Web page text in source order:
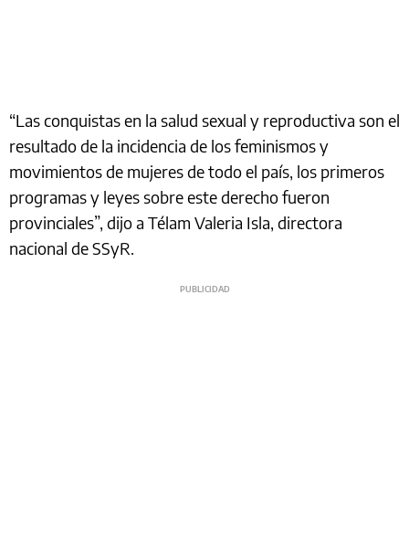
“Las conquistas en la salud sexual y reproductiva son el
resultado de la incidencia de los feminismos y
movimientos de mujeres de todo el país, los primeros
programas y leyes sobre este derecho fueron
provinciales”, dijo a Télam Valeria Isla, directora
nacional de SSyR.